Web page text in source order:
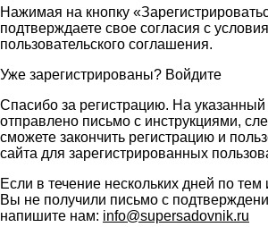
Нажимая на кнопку
подтверждаете свое согласия с
пользовательского соглашения.
Уже зарегистрированы? Войдите
Спасибо за регистрацию. На
отправлено письмо с инструкциями,
сможете закончить регистрацию и
сайта для зарегистрированных
Если в течение нескольких дней по
Вы не получили письмо с
напишите нам: info@supersadovnik.ru